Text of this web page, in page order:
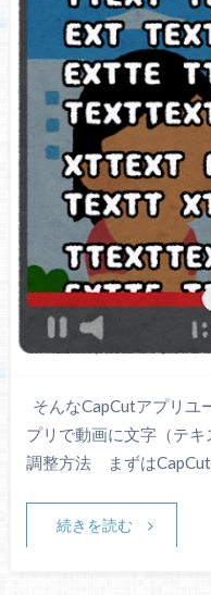
そんなCapCutアプリユ
プリで動画に文字（テ
調整方法 まずはCapCut
続きを読む